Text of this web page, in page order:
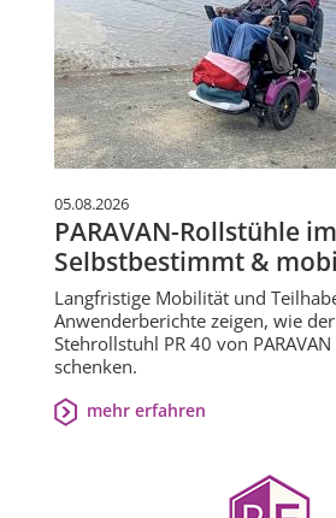
05.08.2026
PARAVAN-Rollstühle
Selbstbestimmt &
Langfristige Mobilität und
Anwenderberichte zeigen, wie
Stehrollstuhl PR 40 von
schenken.
mehr erfahren